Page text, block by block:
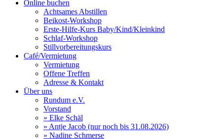
Online buchen
Achtsames Abstillen
Beikost-Workshop
Erste-Hilfe-Kurs Baby/Kind/Kleinkind
Schlaf-Workshop
Stillvorbereitungskurs
Café/Vermietung
Vermietung
Offene Treffen
Adresse & Kontakt
Über uns
Rundum e.V.
Vorstand
» Elke Schäl
» Antje Jacob (nur noch bis 31.08.2026)
» Nadine Schmerse